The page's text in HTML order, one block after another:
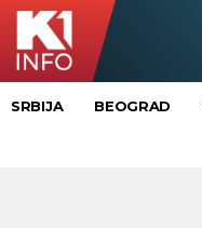
SRBIJA BEOGRAD